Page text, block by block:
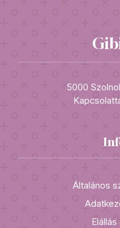
5000
Általános